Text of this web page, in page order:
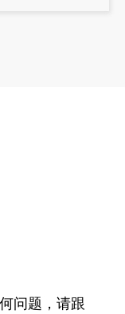
问题，请跟